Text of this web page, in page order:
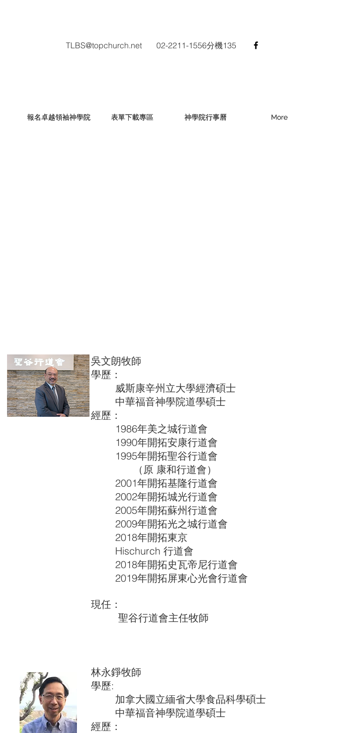
TLBS@topchurch.net 02-2211-1556分機135
報名卓越領袖神學院 表單下載專區 神學院行事曆 More
報名卓越領袖神學院 表單下載專區 神學院行事曆 More
吳文朗牧師
學歷：
威斯康辛州立大學經濟碩士
中華福音神學院道學碩士
經歷：
1986年美之城行道會
1990年開拓安康行道會
1995年開拓聖谷行道會
（原 康和行道會）
2001年開拓基隆行道會
2002年開拓城光行道會
2005年開拓蘇州行道會
2009年開拓光之城行道會
2018年開拓東京
Hischurch 行道會
2018年開拓史瓦帝尼行道會
2019年開拓屏東心光會行道會
現任：
聖谷行道會主任牧師
林永錚牧師
學歷:
加拿大國立緬省大學食品科學碩士
中華福音神學院道學碩士
經歷：